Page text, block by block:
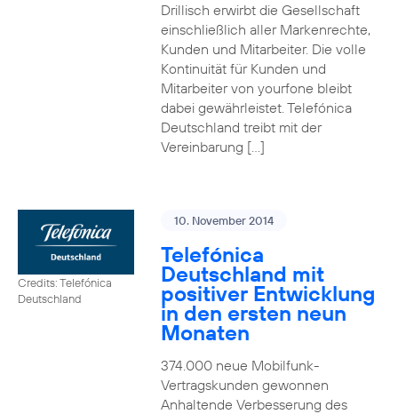
Drillisch erwirbt die Gesellschaft
einschließlich aller Markenrechte,
Kunden und Mitarbeiter. Die volle
Kontinuität für Kunden und
Mitarbeiter von yourfone bleibt
dabei gewährleistet. Telefónica
Deutschland treibt mit der
Vereinbarung […]
Credits: Telefónica
Deutschland
10. November 2014
Telefónica
Deutschland mit
positiver Entwicklung
in den ersten neun
Monaten
374.000 neue Mobilfunk-
Vertragskunden gewonnen
Anhaltende Verbesserung des